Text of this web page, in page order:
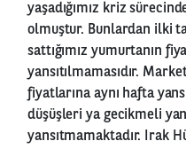
yaşadığımız kriz
olmuştur. Bunlardan ilki
sattığımız yumurtanın
yansıtılmamasıdır.
fiyatlarına aynı hafta
düşüşleri ya gecikmeli
yansıtmamaktadır. Irak